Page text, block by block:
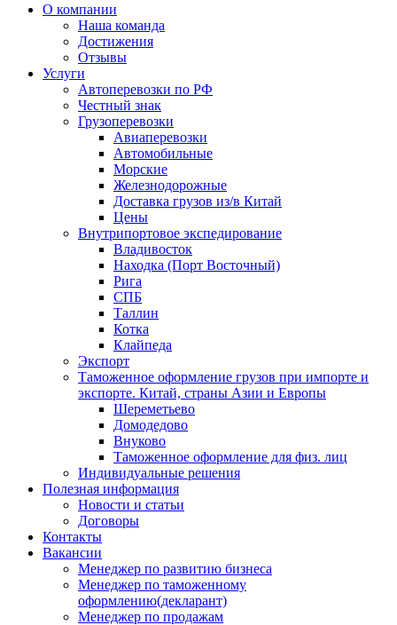
О компании
Наша команда
Достижения
Отзывы
Услуги
Автоперевозки по РФ
Честный знак
Грузоперевозки
Авиаперевозки
Автомобильные
Морские
Железнодорожные
Доставка грузов из/в Китай
Цены
Внутрипортовое экспедирование
Владивосток
Находка (Порт Восточный)
Рига
СПБ
Таллин
Котка
Клайпеда
Экспорт
Таможенное оформление грузов при импорте и
экспорте. Китай, страны Азии и Европы
Шереметьево
Домодедово
Внуково
Таможенное оформление для физ. лиц
Индивидуальные решения
Полезная информация
Новости и статьи
Договоры
Контакты
Вакансии
Менеджер по развитию бизнеса
Менеджер по таможенному
оформлению(декларант)
Менеджер по продажам